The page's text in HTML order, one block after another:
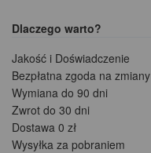
Dlaczego warto?
Jakość i Doświadczenie
Bezpłatna zgoda na zmiany
Wymiana do 90 dni
Zwrot do 30 dni
Dostawa 0 zł
Wysyłka za pobraniem